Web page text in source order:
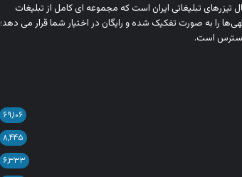
تیزرهای تبلیغاتی ایران است که مجموعه‌ ای کامل از تبلیغات
را به‌ صورت تفکیک‌ شده و رایگان در اختیار شما قرار می‌ دهد؛
دسترس است.
۶۹,۱۰۶
۸,۴۴۵
۶,۳۳۳